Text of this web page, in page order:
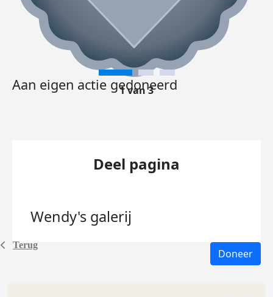
Terug
Aan eigen actie gedoneerd
1 van 3
Deel pagina
Wendy's galerij
Doneer